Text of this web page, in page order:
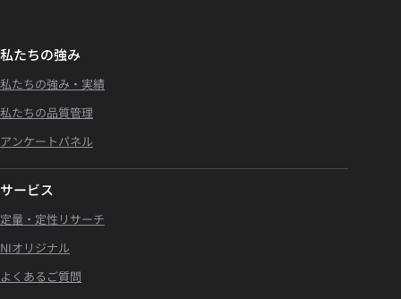
私たちの強み
私たちの強み・実績
私たちの品質管理
アンケートパネル
サービス
定量・定性リサーチ
NIオリジナル
よくあるご質問